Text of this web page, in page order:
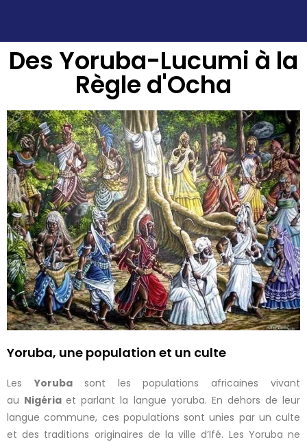
Des Yoruba-Lucumi à la
Règle d'Ocha
Yoruba, une population et un culte
Les Yoruba sont les populations africaines vivant
au Nigériaet parlant la langue yoruba. En dehors de leur
langue commune, ces populations sont unies par un culte
et des traditions originaires de la ville d’Ifé. Les Yoruba ne